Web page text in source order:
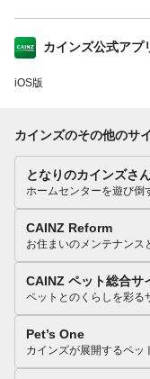
カインズ公式アプ
iOS版
カインズのその他のサ
となりのカインズさ
ホームセンターを遊び倒
CAINZ Reform
お住まいのメンテナンス
CAINZ ペット総合サ
ペットとのくらしを彩る
Pet’s One
カインズが展開するペッ